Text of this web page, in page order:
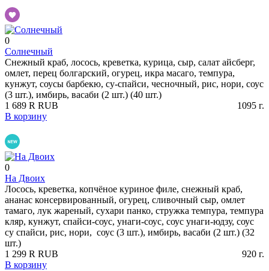
0
Солнечный
Снежный краб, лосось, креветка, курица, сыр, салат айсберг,
омлет, перец болгарский, огурец, икра масаго, темпура,
кунжут, соусы барбекю, су-спайси, чесночный, рис, нори, соус
(3 шт.), имбирь, васаби (2 шт.) (40 шт.)
1 689 R RUB 1095 г.
В корзину
0
На Двоих
Лосось, креветка, копчёное куриное филе, снежный краб,
ананас консервированный, огурец, сливочный сыр, омлет
тамаго, лук жареный, сухари панко, стружка темпура, темпура
кляр, кунжут, спайси-соус, унаги-соус, соус унаги-юдзу, соус
су спайси, рис, нори, соус (3 шт.), имбирь, васаби (2 шт.) (32
шт.)
1 299 R RUB 920 г.
В корзину